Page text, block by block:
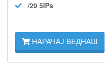
/29 5IPs
НАРАЧАЈ ВЕДНАШ